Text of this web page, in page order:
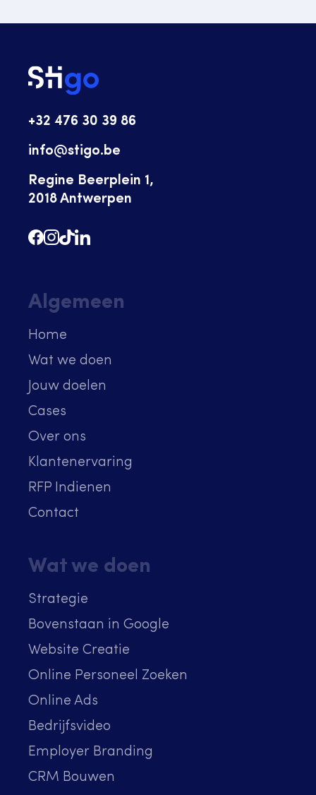
+32 476 30 39 86
info@stigo.be
Regine Beerplein 1,
2018 Antwerpen
Algemeen
Home
Wat we doen
Jouw doelen
Cases
Over ons
Klantenervaring
RFP Indienen
Contact
Wat we doen
Strategie
Bovenstaan in Google
Website Creatie
Online Personeel Zoeken
Online Ads
Bedrijfsvideo
Employer Branding
CRM Bouwen